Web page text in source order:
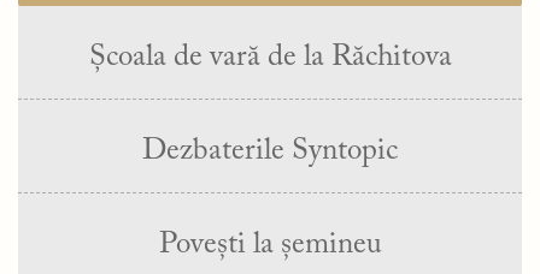
Școala de vară de la Răchitova
Dezbaterile Syntopic
Povești la șemineu